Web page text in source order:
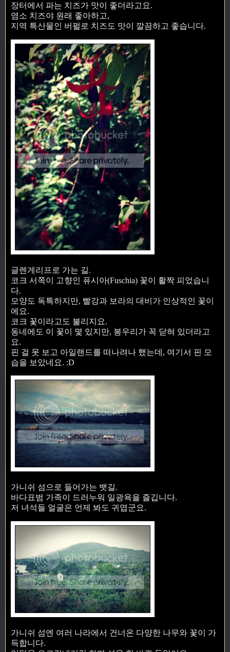
장터에서 파는 치즈가 맛이 좋더라고요.
염소 치즈야 원래 좋아하고,
지역 특산물인 버펄로 치즈도 맛이 깔끔하고 좋습니다.
글렌게리프로 가는 길.
코크 서쪽이 고향인 퓨시아(Fuschia) 꽃이 활짝 피었습니
다.
모양도 독특하지만, 빨강과 보라의 대비가 인상적인 꽃이
에요.
코크 꽃이라고도 불리지요.
동네에도 이 꽃이 몇 있지만, 봉우리가 꼭 닫혀 있더라고
요.
핀 걸 못 보고 아일랜드를 떠나려나 했는데, 여기서 핀 모
습을 보았네요. :D
가니쉬 섬으로 들어가는 뱃길.
바다표범 가족이 드러누워 일광욕을 즐깁니다.
저 녀석들 얼굴은 언제 봐도 귀엽군요.
가니쉬 섬엔 여러 나라에서 건너온 다양한 나무와 꽃이 가
득합니다.